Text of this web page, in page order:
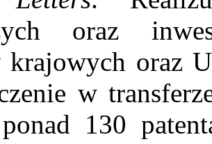
oraz
krajowych oraz
w
130